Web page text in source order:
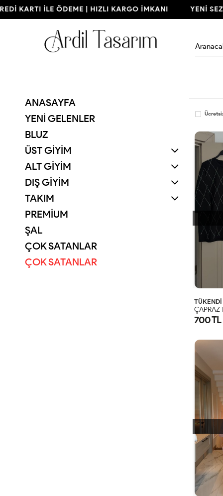
İLE ÖDEME | HIZLI KARGO İMKANI YENİ SEZON |
ANASAYFA
YENI GELENLER
BLUZ
ÜST GİYİM
ALT GİYİM
DIŞ GİYİM
TAKIM
PREMİUM
ŞAL
ÇOK SATANLAR
ÇOK SATANLAR
TÜKENDİ
ÇAPRAZ
700 TL